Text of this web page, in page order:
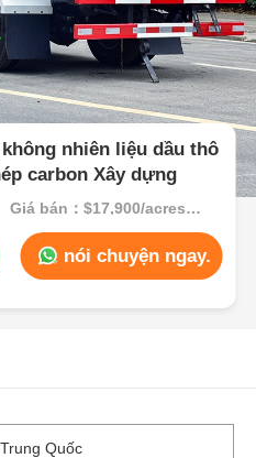
nhiên liệu dầu thô
carbon Xây dựng
Giá bán：$17,900/acres 1-49 acres
nói chuyện ngay.
Quốc